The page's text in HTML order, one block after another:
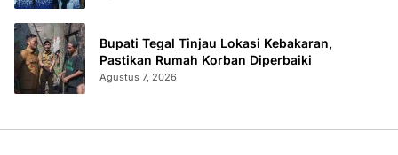
Bupati Tegal Tinjau Lokasi Kebakaran,
Pastikan Rumah Korban Diperbaiki
Agustus 7, 2026